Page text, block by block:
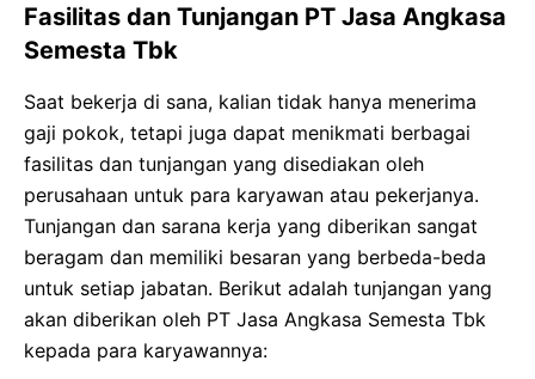
Fasilitas dan Tunjangan PT Jasa Angkasa
Semesta Tbk
Saat bekerja di sana, kalian tidak hanya menerima
gaji pokok, tetapi juga dapat menikmati berbagai
fasilitas dan tunjangan yang disediakan oleh
perusahaan untuk para karyawan atau pekerjanya.
Tunjangan dan sarana kerja yang diberikan sangat
beragam dan memiliki besaran yang berbeda-beda
untuk setiap jabatan. Berikut adalah tunjangan yang
akan diberikan oleh PT Jasa Angkasa Semesta Tbk
kepada para karyawannya: